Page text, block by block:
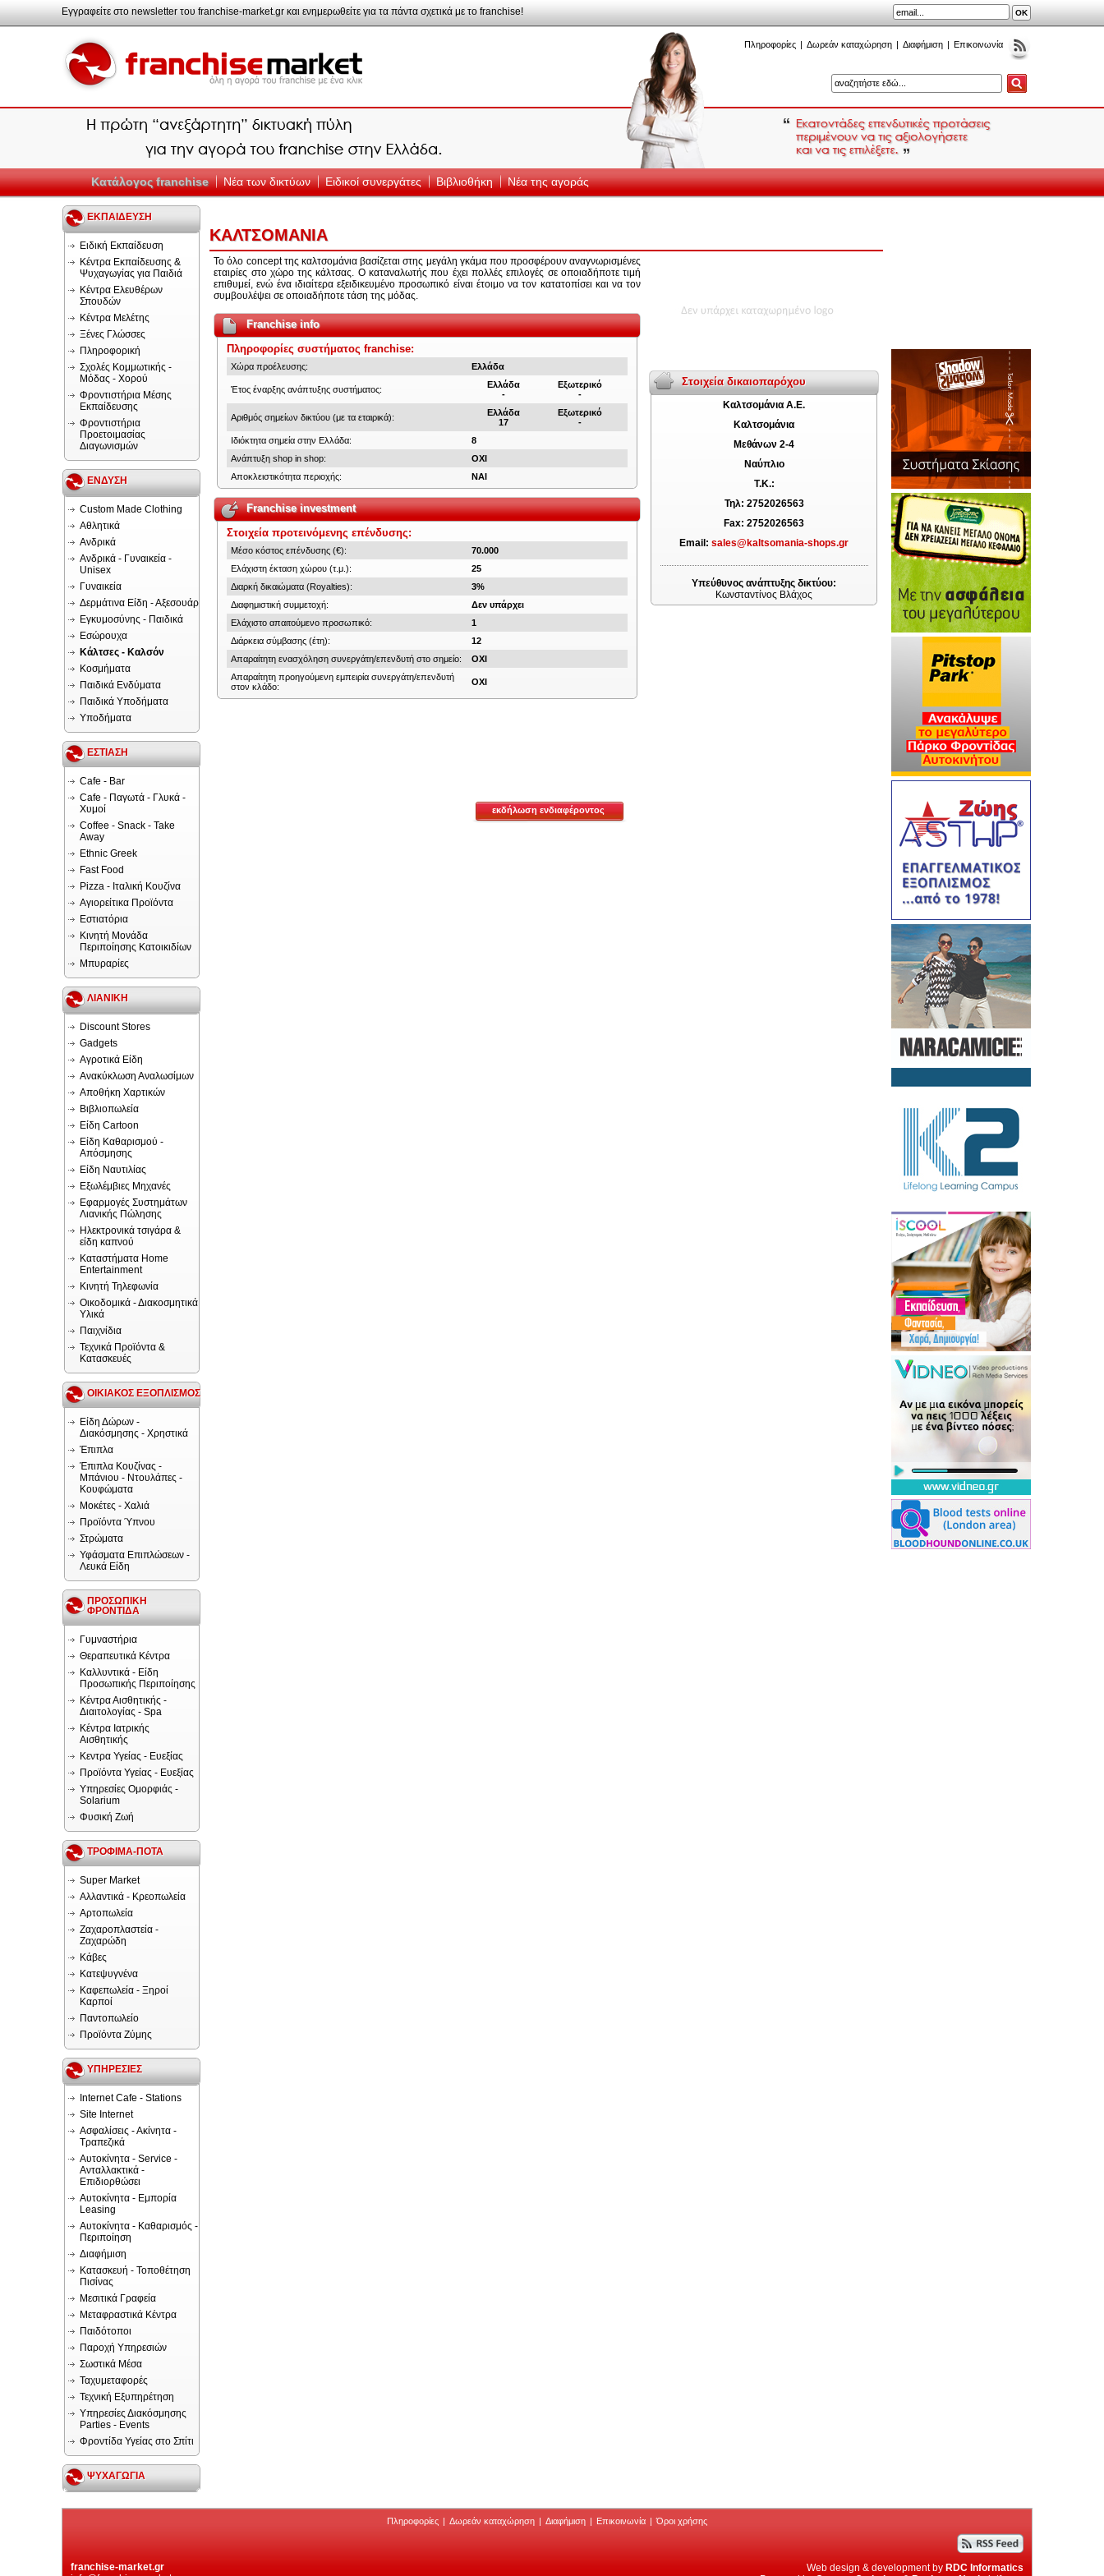
Πληροφορίες | Δωρεάν καταχώρηση | Διαφήμιση | Επικοινωνία
Κατάλογος franchise Νέα των δικτύων Ειδικοί συνεργάτες Βιβλιοθήκη Νέα της αγοράς
ΕΚΠΑΙΔΕΥΣΗ
Ειδική Εκπαίδευση
Κέντρα Εκπαίδευσης &
Ψυχαγωγίας για Παιδιά
Κέντρα Ελευθέρων
Σπουδών
Κέντρα Μελέτης
Ξένες Γλώσσες
Πληροφορική
Σχολές Κομμωτικής -
Μόδας - Χορού
Φροντιστήρια Μέσης
Εκπαίδευσης
Φροντιστήρια
Προετοιμασίας
Διαγωνισμών
ΕΝΔΥΣΗ
Custom Made Clothing
Αθλητικά
Ανδρικά
Ανδρικά - Γυναικεία -
Unisex
Γυναικεία
Δερμάτινα Είδη - Αξεσουάρ
Εγκυμοσύνης - Παιδικά
Εσώρουχα
Κάλτσες - Καλσόν
Κοσμήματα
Παιδικά Ενδύματα
Παιδικά Υποδήματα
Υποδήματα
ΕΣΤΙΑΣΗ
Cafe - Bar
Cafe - Παγωτά - Γλυκά -
Χυμοί
Coffee - Snack - Take
Away
Ethnic Greek
Fast Food
Pizza - Ιταλική Κουζίνα
Αγιορείτικα Προϊόντα
Εστιατόρια
Κινητή Μονάδα
Περιποίησης Κατοικιδίων
Μπυραρίες
ΛΙΑΝΙΚΗ
Discount Stores
Gadgets
Αγροτικά Είδη
Ανακύκλωση Αναλωσίμων
Αποθήκη Χαρτικών
Βιβλιοπωλεία
Είδη Cartoon
Είδη Καθαρισμού -
Απόσμησης
Είδη Ναυτιλίας
Εξωλέμβιες Μηχανές
Εφαρμογές Συστημάτων
Λιανικής Πώλησης
Ηλεκτρονικά τσιγάρα &
είδη καπνού
Καταστήματα Home
Entertainment
Κινητή Τηλεφωνία
Οικοδομικά - Διακοσμητικά
Υλικά
Παιχνίδια
Τεχνικά Προϊόντα &
Κατασκευές
ΟΙΚΙΑΚΟΣ ΕΞΟΠΛΙΣΜΟΣ
Είδη Δώρων -
Διακόσμησης - Χρηστικά
Έπιπλα
Έπιπλα Κουζίνας -
Μπάνιου - Ντουλάπες -
Κουφώματα
Μοκέτες - Χαλιά
Προϊόντα Ύπνου
Στρώματα
Υφάσματα Επιπλώσεων -
Λευκά Είδη
ΠΡΟΣΩΠΙΚΗ
ΦΡΟΝΤΙΔΑ
Γυμναστήρια
Θεραπευτικά Κέντρα
Καλλυντικά - Είδη
Προσωπικής Περιποίησης
Κέντρα Αισθητικής -
Διαιτολογίας - Spa
Κέντρα Ιατρικής
Αισθητικής
Κεντρα Υγείας - Ευεξίας
Προϊόντα Υγείας - Ευεξίας
Υπηρεσίες Ομορφιάς -
Solarium
Φυσική Ζωή
ΤΡΟΦΙΜΑ-ΠΟΤΑ
Super Market
Αλλαντικά - Κρεοπωλεία
Αρτοπωλεία
Ζαχαροπλαστεία -
Ζαχαρώδη
Κάβες
Κατεψυγνένα
Καφεπωλεία - Ξηροί
Καρποί
Παντοπωλείο
Προϊόντα Ζύμης
ΥΠΗΡΕΣΙΕΣ
Internet Cafe - Stations
Site Internet
Ασφαλίσεις - Ακίνητα -
Τραπεζικά
Αυτοκίνητα - Service -
Ανταλλακτικά -
Επιδιορθώσει
Αυτοκίνητα - Εμπορία
Leasing
Αυτοκίνητα - Καθαρισμός -
Περιποίηση
Διαφήμιση
Κατασκευή - Τοποθέτηση
Πισίνας
Μεσιτικά Γραφεία
Μεταφραστικά Κέντρα
Παιδότοποι
Παροχή Υπηρεσιών
Σωστικά Μέσα
Ταχυμεταφορές
Τεχνική Εξυπηρέτηση
Υπηρεσίες Διακόσμησης
Parties - Events
Φροντίδα Υγείας στο Σπίτι
ΨΥΧΑΓΩΓΙΑ
ΚΑΛΤΣΟΜΑΝΙΑ
Το όλο concept της καλτσομάνια βασίζεται στης μεγάλη γκάμα που προσφέρουν αναγνωρισμένες
εταιρίες στο χώρο της κάλτσας. Ο καταναλωτής που έχει πολλές επιλογές σε οποιαδήποτε τιμή
επιθυμεί, ενώ ένα ιδιαίτερα εξειδικευμένο προσωπικό είναι έτοιμο να τον κατατοπίσει και να τον
συμβουλέψει σε οποιαδήποτε τάση της μόδας.
Franchise info
Πληροφορίες συστήματος franchise:
Χώρα προέλευσης: Ελλάδα
Έτος έναρξης ανάπτυξης συστήματος: Ελλάδα
Εξωτερικό
-
-
Αριθμός σημείων δικτύου (με τα εταιρικά): Ελλάδα
Εξωτερικό
17
-
Ιδιόκτητα σημεία στην Ελλάδα:
8
Ανάπτυξη shop in shop:
ΟΧΙ
Αποκλειστικότητα περιοχής:
ΝΑΙ
Franchise investment
Στοιχεία προτεινόμενης επένδυσης:
Μέσο κόστος επένδυσης (€):
70.000
Ελάχιστη έκταση χώρου (τ.μ.):
25
Διαρκή δικαιώματα (Royalties):
3%
Διαφημιστική συμμετοχή:
Δεν υπάρχει
Ελάχιστο απαιτούμενο προσωπικό:
1
Διάρκεια σύμβασης (έτη):
12
Απαραίτητη ενασχόληση συνεργάτη/επενδυτή στο σημείο:
ΟΧΙ
Απαραίτητη προηγούμενη εμπειρία συνεργάτη/επενδυτή
στον κλάδο:
ΟΧΙ
Στοιχεία δικαιοπαρόχου
Καλτσομάνια Α.Ε.
Καλτσομάνια
Μεθάνων 2-4
Ναύπλιο
T.K.:
Τηλ: 2752026563
Fax: 2752026563
Email:sales@kaltsomania-shops.gr
Υπεύθυνος ανάπτυξης δικτύου:
Κωνσταντίνος Βλάχος
εκδήλωση ενδιαφέροντος
Πληροφορίες | Δωρεάν καταχώρηση | Διαφήμιση | Επικοινωνία | Όροι χρήσης
franchise-market.gr
Web design & development by RDC Informatics
Εγγραφείτε στο newsletter του franchise-market.gr και ενημερωθείτε για τα πάντα σχετικά με το franchise!